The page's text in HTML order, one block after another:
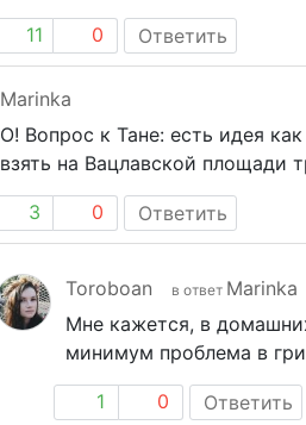
11 0 Ответить
Marinka
О! Вопрос к Тане: есть идея
взять на Вацлавской площади
3 0 Ответить
Toroboan в ответ Marinka
Мне кажется, в
минимум проблема в
1 0 Ответить